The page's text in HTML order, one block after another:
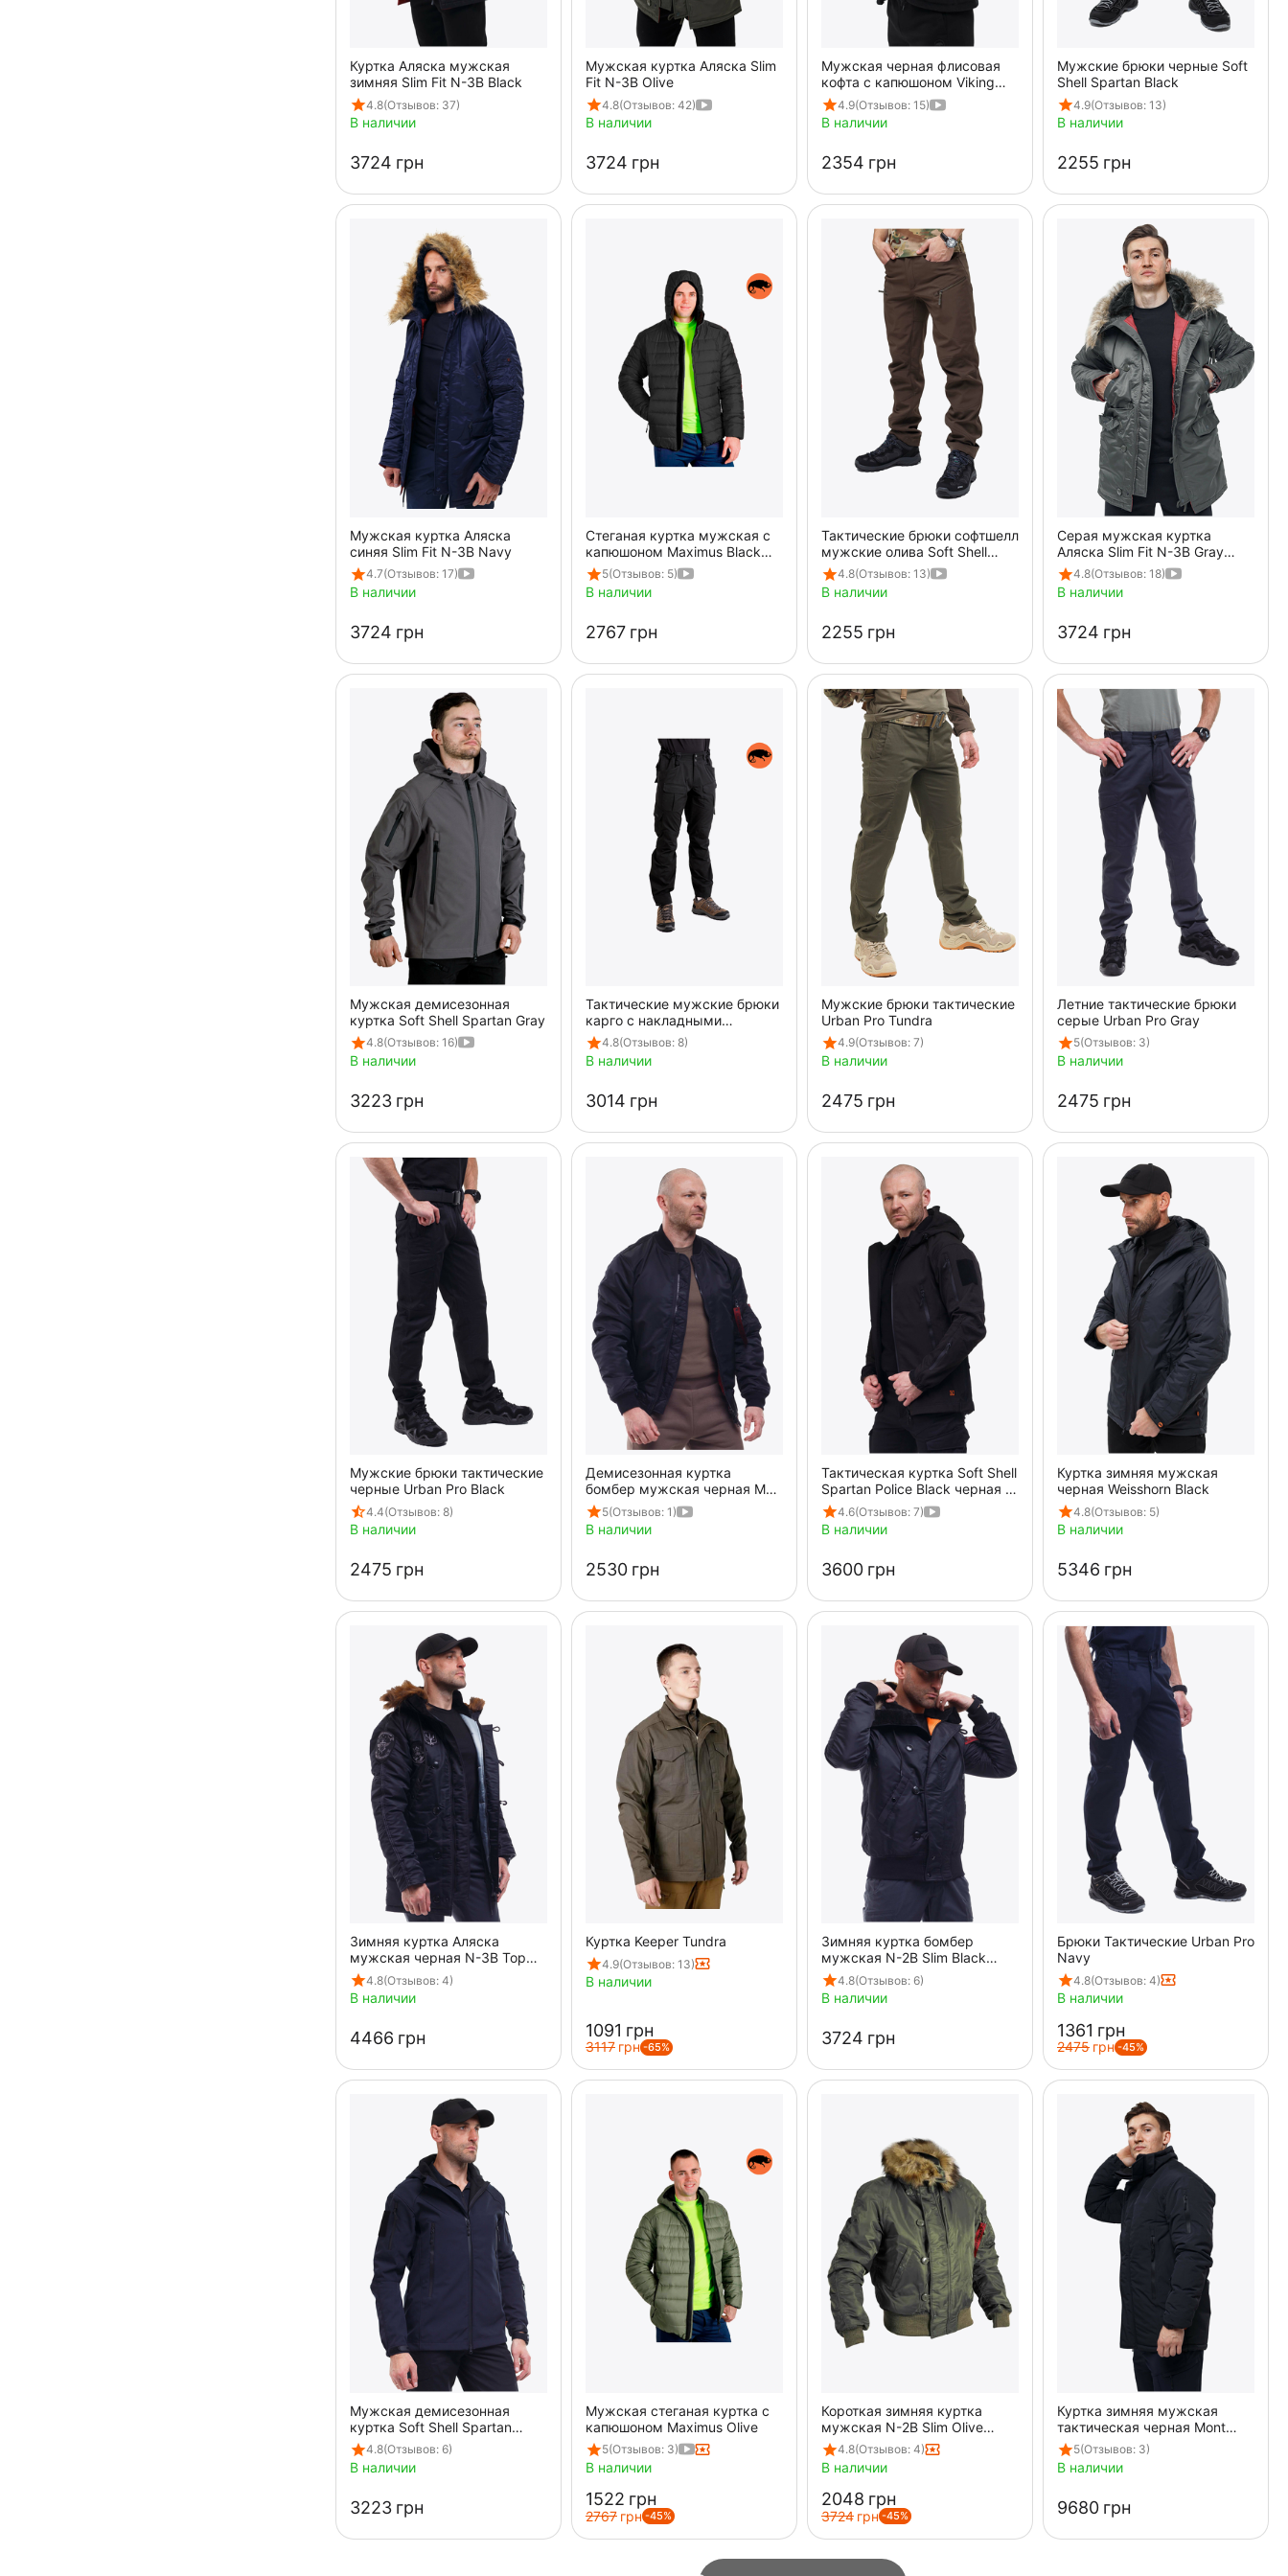
Куртка Аляска мужская
зимняя Slim Fit N-3B Black
4.8(Отзывов: 37)
В наличии
‍3724‍ грн
Мужская куртка Аляска Slim
Fit N-3B Olive
4.8(Отзывов: 42)
В наличии
‍3724‍ грн
Мужская черная флисовая
кофта с капюшоном Viking
Black
4.9(Отзывов: 15)
В наличии
‍2354‍ грн
Мужские брюки черные Soft
Shell Spartan Black
4.9(Отзывов: 13)
В наличии
‍2255‍ грн
Мужская куртка Аляска
синяя Slim Fit N-3B Navy
4.7(Отзывов: 17)
В наличии
‍3724‍ грн
Стеганая куртка мужская с
капюшоном Maximus Black
черная
5(Отзывов: 5)
В наличии
‍2767‍ грн
Тактические брюки софтшелл
мужские олива Soft Shell
Spartan Olive
4.8(Отзывов: 13)
В наличии
‍2255‍ грн
Серая мужская куртка
Аляска Slim Fit N-3B Gray
удлиненная
4.8(Отзывов: 18)
В наличии
‍3724‍ грн
Мужская демисезонная
куртка Soft Shell Spartan Gray
4.8(Отзывов: 16)
В наличии
‍3223‍ грн
Тактические мужские брюки
карго с накладными
карманами Shooter Gen 2
Black
4.8(Отзывов: 8)
В наличии
‍3014‍ грн
Мужские брюки тактические
Urban Pro Tundra
4.9(Отзывов: 7)
В наличии
‍2475‍ грн
Летние тактические брюки
серые Urban Pro Gray
5(Отзывов: 3)
В наличии
‍2475‍ грн
Мужские брюки тактические
черные Urban Pro Black
4.4(Отзывов: 8)
В наличии
‍2475‍ грн
Демисезонная куртка
бомбер мужская черная MA-
1 Gen 2 Black
5(Отзывов: 1)
В наличии
‍2530‍ грн
Тактическая куртка Soft Shell
Spartan Police Black черная с
капюшоном
4.6(Отзывов: 7)
В наличии
‍3600‍ грн
Куртка зимняя мужская
черная Weisshorn Black
4.8(Отзывов: 5)
В наличии
‍5346‍ грн
Зимняя куртка Аляска
мужская черная N-3B Top
Gun Black
4.8(Отзывов: 4)
В наличии
‍4466‍ грн
Куртка Keeper Tundra
4.9(Отзывов: 13)
В наличии
‍1091‍ грн
‍3117‍ грн -65%
Зимняя куртка бомбер
мужская N-2B Slim Black
черная
4.8(Отзывов: 6)
В наличии
‍3724‍ грн
Брюки Тактические Urban Pro
Navy
4.8(Отзывов: 4)
В наличии
‍1361‍ грн
‍2475‍ грн -45%
Мужская демисезонная
куртка Soft Shell Spartan
Navy
4.8(Отзывов: 6)
В наличии
‍3223‍ грн
Мужская стеганая куртка с
капюшоном Maximus Olive
5(Отзывов: 3)
В наличии
‍1522‍ грн
‍2767‍ грн -45%
Короткая зимняя куртка
мужская N-2B Slim Olive
бомбер
4.8(Отзывов: 4)
В наличии
‍2048‍ грн
‍3724‍ грн -45%
Куртка зимняя мужская
тактическая черная Mont
Blanc Gen3 Black
5(Отзывов: 3)
В наличии
‍9680‍ грн